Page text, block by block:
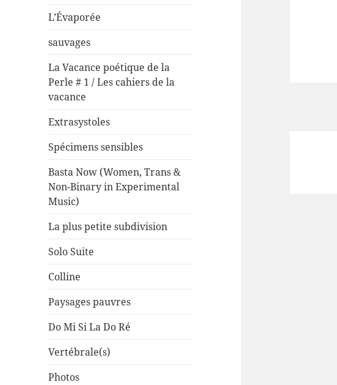
L’Évaporée
sauvages
La Vacance poétique de la
Perle # 1 / Les cahiers de la
vacance
Extrasystoles
Spécimens sensibles
Basta Now (Women, Trans &
Non-Binary in Experimental
Music)
La plus petite subdivision
Solo Suite
Colline
Paysages pauvres
Do Mi Si La Do Ré
Vertébrale(s)
Photos